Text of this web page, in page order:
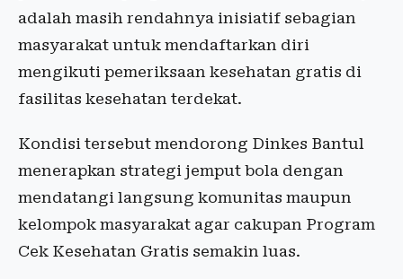
adalah masih rendahnya inisiatif sebagian
masyarakat untuk mendaftarkan diri
mengikuti pemeriksaan kesehatan gratis di
fasilitas kesehatan terdekat.
Kondisi tersebut mendorong Dinkes Bantul
menerapkan strategi jemput bola dengan
mendatangi langsung komunitas maupun
kelompok masyarakat agar cakupan Program
Cek Kesehatan Gratis semakin luas.